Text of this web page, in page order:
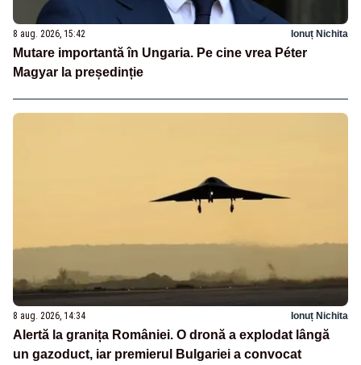
8 aug. 2026, 15:42 Ionuț Nichita
Mutare importantă în Ungaria. Pe cine vrea Péter
Magyar la președinție
8 aug. 2026, 14:34 Ionuț Nichita
Alertă la granița României. O dronă a explodat lângă
un gazoduct, iar premierul Bulgariei a convocat